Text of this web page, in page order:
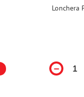
Lonchera
－